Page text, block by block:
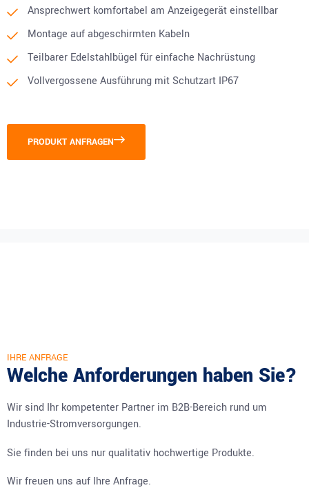
Ansprechwert komfortabel am Anzeigegerät einstellbar
Montage auf abgeschirmten Kabeln
Teilbarer Edelstahlbügel für einfache Nachrüstung
Vollvergossene Ausführung mit Schutzart IP67
PRODUKT ANFRAGEN
IHRE ANFRAGE
Welche Anforderungen haben Sie?
Wir sind Ihr kompetenter Partner im B2B-Bereich rund um
Industrie-Stromversorgungen.
Sie finden bei uns nur qualitativ hochwertige Produkte.
Wir freuen uns auf Ihre Anfrage.